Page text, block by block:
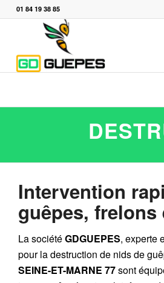
01 84 19 38 85
Intervention
guêpes,
La sociétéGDGUEPES, experte
pour la destruction de nids de
SEINE-ET-MARNE 77sont